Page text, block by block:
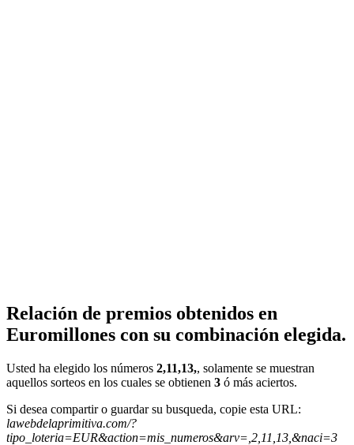
Relación de premios obtenidos en
Euromillones con su combinación elegida.
Usted ha elegido los números 2,11,13,, solamente se muestran
aquellos sorteos en los cuales se obtienen 3 ó más aciertos.
Si desea compartir o guardar su busqueda, copie esta URL:
lawebdelaprimitiva.com/?
tipo_loteria=EUR&action=mis_numeros&arv=,2,11,13,&naci=3